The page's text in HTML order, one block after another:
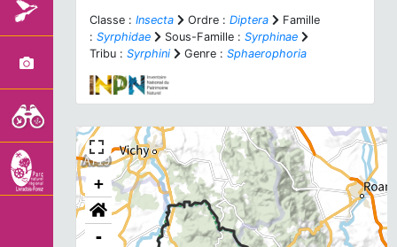
Classe : Insecta Ordre : Diptera
Famille
: Syrphidae Sous-Famille : Syrphinae
Tribu : Syrphini Genre : Sphaerophoria
+
-